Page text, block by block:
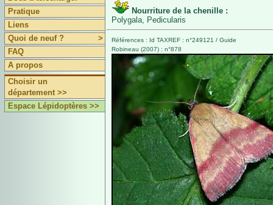
Pratique
Liens
Quoi de neuf ?
>
FAQ
A propos
Choisir un
département >>
Espace Lépidoptères >>
Nourriture de la chenille :
Polygala, Pedicularis
Références : Id TAXREF : n°249121 / Guide
Robineau (2007) : n°878